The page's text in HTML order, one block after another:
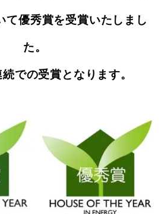
て優秀賞を受賞いたしまし
た。
での受賞となります。